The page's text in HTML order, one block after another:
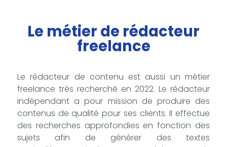
Le métier de rédacteur
freelance
Le rédacteur de contenu est aussi un métier
freelance très recherché en 2022. Le rédacteur
indépendant a pour mission de produire des
contenus de qualité pour ses clients. Il effectue
des recherches approfondies en fonction des
sujets afin de générer des textes